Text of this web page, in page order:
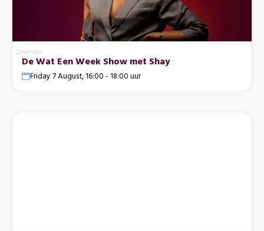
De Wat Een Week Show met Shay
Friday 7 August, 16:00 - 18:00 uur